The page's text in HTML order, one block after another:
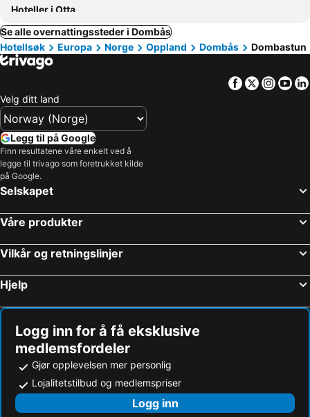
Hoteller i Otta
Se alle overnattingssteder i Dombås
Hotellsøk
Europa Norge Oppland Dombås Dombastun
Facebook
Twitter
Velg ditt land
Legg til på Google
Finn resultatene våre enkelt ved å
legge til trivago som foretrukket kilde
på Google.
Selskapet
Våre produkter
Vilkår og retningslinjer
Hjelp
Logg inn for å få eksklusive
medlemsfordeler
Gjør opplevelsen mer personlig
Lojalitetstilbud og medlemspriser
Logg inn